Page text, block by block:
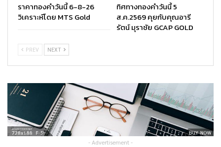
ราคาทองคำวันนี้ 6-8-26
วิเคราะห์โดย MTS Gold
ทิศทางทองคำวันนี้ 5
ส.ค.2569 คุยกับคุณอารี
รัตน์ มุราชัย GCAP GOLD
PREV NEXT
- Advertisement -